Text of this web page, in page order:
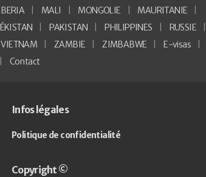
MALI MONGOLIE
MAURITANIE
PAKISTAN PHILIPPINES
RUSSIE
VIETNAM ZAMBIE ZIMBABWE
E-visas
Contact
Infos légales
Politique de confidentialité
Copyright ©